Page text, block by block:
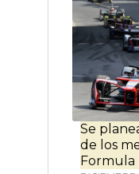
Se
de los
Formula